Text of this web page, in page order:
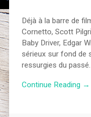
Déjà à la barre de
Cornetto, Scott
Baby Driver, Edgar
sérieux sur fond de
ressurgies du
Continue Reading →